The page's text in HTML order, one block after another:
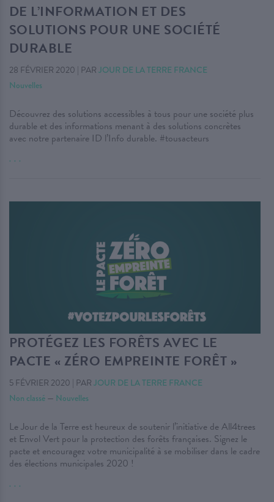
DE L’INFORMATION ET DES
SOLUTIONS POUR UNE SOCIÉTÉ
DURABLE
28 FÉVRIER 2020 | PAR JOUR DE LA TERRE FRANCE
Nouvelles
Découvrez des solutions accessibles à tous pour une société plus
durable et des informations menant à des solutions concrètes
avec notre partenaire ID l’Info durable. #tousacteurs
. . .
PROTÉGEZ LES FORÊTS AVEC LE
PACTE « ZÉRO EMPREINTE FORÊT »
5 FÉVRIER 2020 | PAR JOUR DE LA TERRE FRANCE
Non classé — Nouvelles
Le Jour de la Terre est heureux de soutenir l’initiative de All4trees
et Envol Vert pour la protection des forêts françaises. Signez le
pacte et encouragez votre municipalité à se mobiliser dans le cadre
des élections municipales 2020 !
. . .